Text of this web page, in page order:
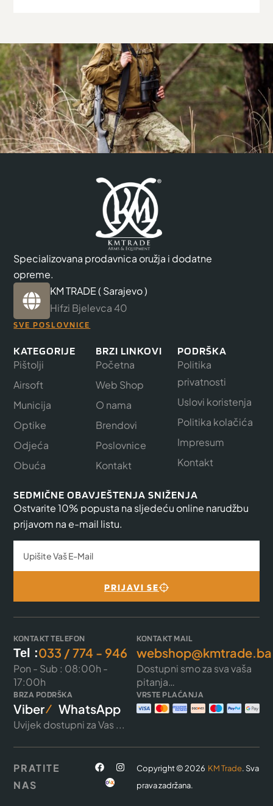
Specializovana prodavnica oružja i dodatne
opreme.
KM TRADE ( Sarajevo )
Hifzi Bjelevca 40
SVE POSLOVNICE
KATEGORIJE
Pištolji
Airsoft
Municija
Optike
Odjeća
Obuća
BRZI LINKOVI
Početna
Web Shop
O nama
Brendovi
Poslovnice
Kontakt
PODRŠKA
Politika
privatnosti
Uslovi koristenja
Politika kolačića
Impresum
Kontakt
SEDMIČNE OBAVJEŠTENJA SNIŽENJA
Ostvarite 10% popusta na sljedeću online narudžbu
prijavom na e-mail listu.
PRIJAVI SE
KONTAKT TELEFON
Tel :033 / 774 - 946
Pon - Sub : 08:00h -
17:00h
KONTAKT MAIL
webshop@kmtrade.ba
Dostupni smo za sva vaša
pitanja…
BRZA PODRŠKA
Viber WhatsApp
Uvijek dostupni za Vas ...
VRSTE PLAĆANJA
Copyright © 2026 KM Trade. Sva
prava zadržana.
PRATITE
NAS